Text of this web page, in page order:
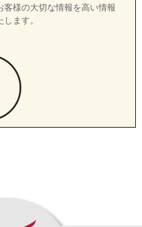
様の大切な情報を高い情報
ます。